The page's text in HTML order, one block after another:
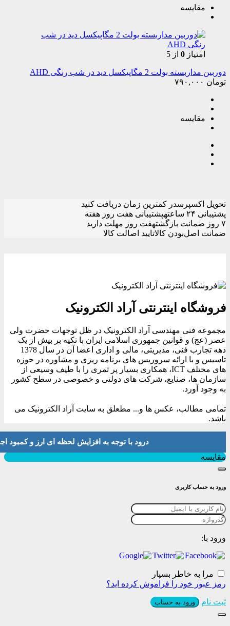
مقایسه
امتیاز 0 از 5
دوربین مداربسته بولت 2 مگاپیکسل دید در شب رنگی AHD
تومان
مقایسه
تحویل اکسپرسدر کمترین زمان دریافت کنید
پشتیبانی ۲۴ ساعته
پشتیبانی هفت روز هفته
۷ روز ضمانت بازگشت
هفت روز مهلت دارید
ضمانت اصل‌بودن کالاتایید اصالت کالا
فروشگاه اینترنتی آراد الکترونیک
مجموعه فنی مهندسی آراد الکترونیک در ظل توجهات حضرت ولی
عصر (عج) و قوانین جمهوری اسلامی ایران با تکیه بر بیش از یک
دهه تجارب فنی، مدیریتی، مالی و اداری اعضا آن در سال 1378
تاسیس و با ارائه سروریس های برنامه ریزی و مشاوره در حوزه
های مختلف ICT، همکاری بسیار پر ثمری را با طیف وسیعی از
سازمان ها، صنایع، شرکت های دولتی و خصوصی در سطح کشور
به وجود آورد.
تمامی مطالب، عکس ها و... مطعلق به سایت آراد الکترونیک می
باشد.
درود با توجه به افزایش لحظه ای ارز و کمبود اجناس لطفا موجودی
مقایسه
ورود به حساب کاربری
ورود با:
مرا به خاطر بسپار
رمز عبور خود را فراموش کرده اید؟
ثبت نام ورود به حساب